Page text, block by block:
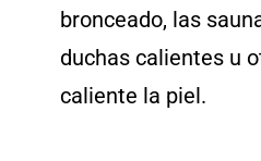
bronceado, las
duchas calientes u
caliente la piel.